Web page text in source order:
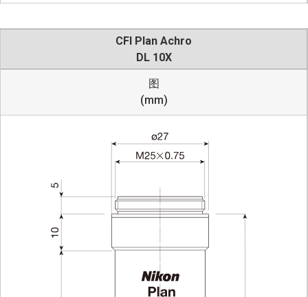
CFI Plan Achro
DL 10X
图
(mm)